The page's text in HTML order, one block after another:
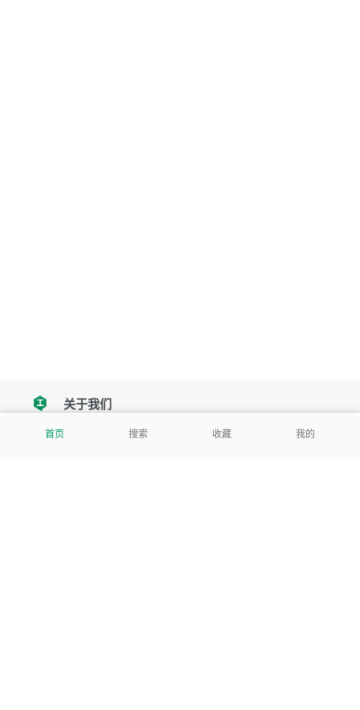
首页 搜索 收藏 我的
tencent关于我们
我们努力把每一个工具做成批量处理的产品